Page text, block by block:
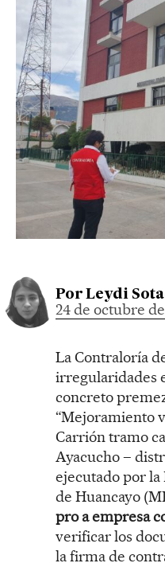
Por Leydi
24 de octubre
La Contraloría
irregularidades
concreto
“Mejoramiento
Carrión tramo
Ayacucho –
ejecutado por
de Huancayo
pro a empresa
verificar los
la firma de